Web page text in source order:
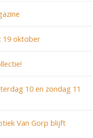
19 oktober
10 en zondag 11
Van Gorp blijft